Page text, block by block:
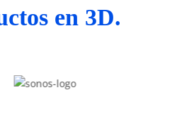
en 3D.